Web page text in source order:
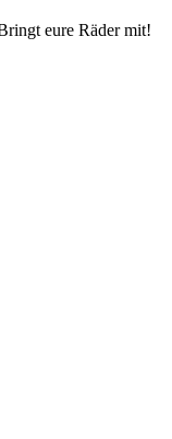
eure Räder mit!